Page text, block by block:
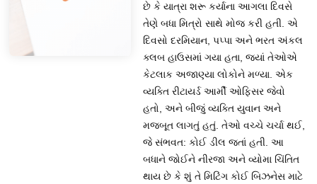
છે કે યાત્રા શરૂ કર્યાના આગલા દિવસે
તેણે બધા મિત્રો સાથે મોજ કરી હતી. એ
દિવસો દરમિયાન, પપ્પા અને ભરત અંકલ
ક્લબ હાઉસમાં ગયા હતા, જ્યાં તેઓએ
કેટલાક અજાણ્યા લોકોને મળ્યા. એક
વ્યક્તિ રીટાયર્ડ આર્મી ઓફિસર જેવો
હતો, અને બીજું વ્યક્તિ યુવાન અને
મજબૂત લાગતું હતું. તેઓ વચ્ચે ચર્ચા થઈ,
જે સંભવત: કોઈ ડીલ જતાં હતી. આ
બધાને જોઈને નીરજા અને વ્યોમા ચિંતિત
થાય છે કે શું તે મિટિંગ કોઈ બિઝનેસ માટે